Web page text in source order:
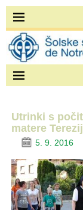
Utrinki s
matere
5. 9. 2016